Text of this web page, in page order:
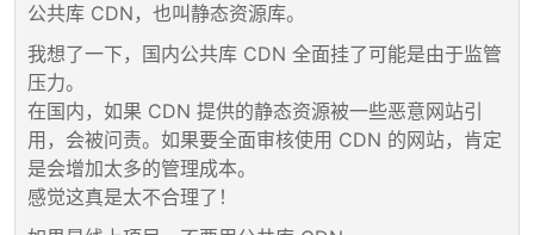
公共库 CDN，也叫静态资源库。
我想了一下，国内公共库 CDN 全面挂了可能是由于监管
压力。
在国内，如果 CDN 提供的静态资源被一些恶意网站引
用，会被问责。如果要全面审核使用 CDN 的网站，肯定
是会增加太多的管理成本。
感觉这真是太不合理了！